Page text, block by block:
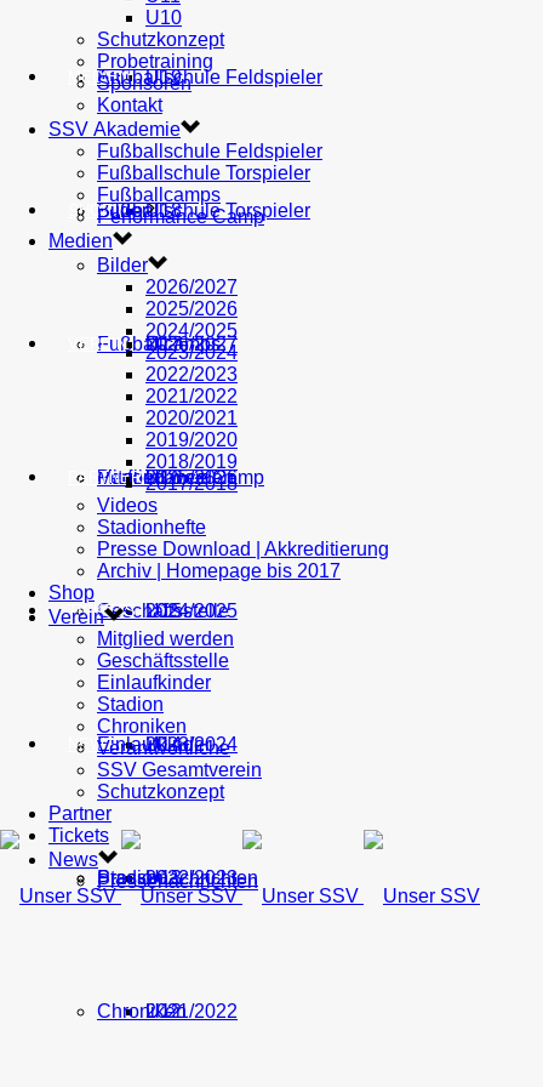
AH U19
U18
U17
U16
U15
U14
U13
U12
Fußballschule Feldspieler
Fußballschule Torspieler
Fußballcamps
Performance Camp
MEDIEN
Bilder
2026/2027
2025/2026
2024/2025
2023/2024
2022/2023
2021/2022
SHOP
VEREIN
Mitglied werden
Geschäftsstelle
Einlaufkinder
Stadion
Chroniken
PARTNER
TICKETS
NEWS
Pressenachrichten
U10
Schutzkonzept
Probetraining
Sponsoren
Kontakt
SSV Akademie
Fußballschule Feldspieler
Fußballschule Torspieler
Fußballcamps
Performance Camp
Medien
Bilder
2026/2027
2025/2026
2024/2025
2023/2024
2022/2023
2021/2022
2020/2021
2019/2020
2018/2019
2017/2018
Videos
Stadionhefte
Presse Download | Akkreditierung
Archiv | Homepage bis 2017
Shop
Verein
Mitglied werden
Geschäftsstelle
Einlaufkinder
Stadion
Chroniken
Verantwortliche
SSV Gesamtverein
Schutzkonzept
Partner
Tickets
News
Pressenachrichten